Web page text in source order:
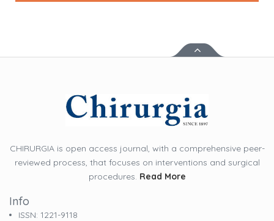
CHIRURGIA is open access journal, with a comprehensive peer-
reviewed process, that focuses on interventions and surgical
procedures. Read More
Info
ISSN: 1221-9118